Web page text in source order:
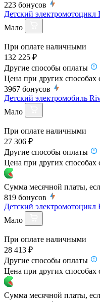
223 бонусов
Детский
Мало
При оплате наличными
132 225 ₽
Другие способы оплаты
Цена при других способах
3967 бонусов
Детский электромобиль
Мало
При оплате наличными
27 306 ₽
Другие способы оплаты
Цена при других способах
Сумма месячной платы,
819 бонусов
Детский
Мало
При оплате наличными
28 413 ₽
Другие способы оплаты
Цена при других способах
Сумма месячной платы,